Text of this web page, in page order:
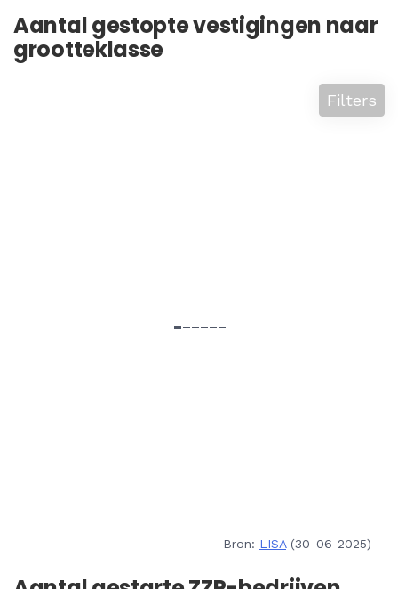
Aantal gestopte vestigingen naar
grootteklasse
Filters
Bron: LISA(30-06-2025)